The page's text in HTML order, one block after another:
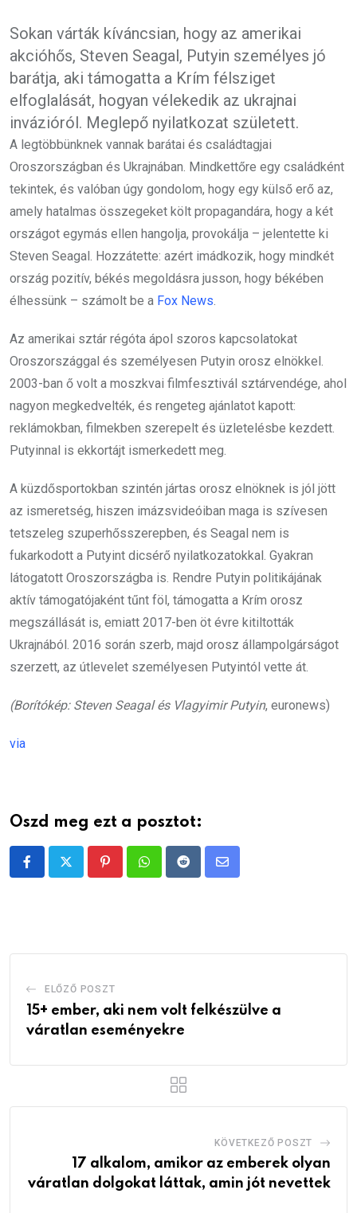
Sokan várták kíváncsian, hogy az amerikai
akcióhős, Steven Seagal, Putyin személyes jó
barátja, aki támogatta a Krím félsziget
elfoglalását, hogyan vélekedik az ukrajnai
invázióról. Meglepő nyilatkozat született.
A legtöbbünknek vannak barátai és családtagjai
Oroszországban és Ukrajnában. Mindkettőre egy családként
tekintek, és valóban úgy gondolom, hogy egy külső erő az,
amely hatalmas összegeket költ propagandára, hogy a két
országot egymás ellen hangolja, provokálja – jelentette ki
Steven Seagal. Hozzátette: azért imádkozik, hogy mindkét
ország pozitív, békés megoldásra jusson, hogy békében
élhessünk – számolt be a Fox News
Az amerikai sztár régóta ápol szoros kapcsolatokat
Oroszországgal és személyesen Putyin orosz elnökkel.
2003-ban ő volt a moszkvai filmfesztivál sztárvendége, ahol
nagyon megkedvelték, és rengeteg ajánlatot kapott:
reklámokban, filmekben szerepelt és üzletelésbe kezdett.
Putyinnal is ekkortájt ismerkedett meg.
A küzdősportokban szintén jártas orosz elnöknek is jól jött
az ismeretség, hiszen imázsvideóiban maga is szívesen
tetszeleg szuperhősszerepben, és Seagal nem is
fukarkodott a Putyint dicsérő nyilatkozatokkal. Gyakran
látogatott Oroszországba is. Rendre Putyin politikájának
aktív támogatójaként tűnt föl, támogatta a Krím orosz
megszállását is, emiatt 2017-ben öt évre kitiltották
Ukrajnából. 2016 során szerb, majd orosz állampolgárságot
szerzett, az útlevelet személyesen Putyintól vette át.
(Borítókép: Steven Seagal és Vlagyimir Putyin, euronews)
via
Oszd meg ezt a posztot:
PinterestWhatsappRedditShare
ELŐZŐ POSZT
15+ ember, aki nem volt felkészülve a
váratlan eseményekre
KÖVETKEZŐ POSZT
17 alkalom, amikor az emberek olyan
váratlan dolgokat láttak, amin jót nevettek